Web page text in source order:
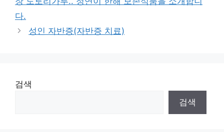
다.
성인 자반증(자반증 치료)
검색
검색